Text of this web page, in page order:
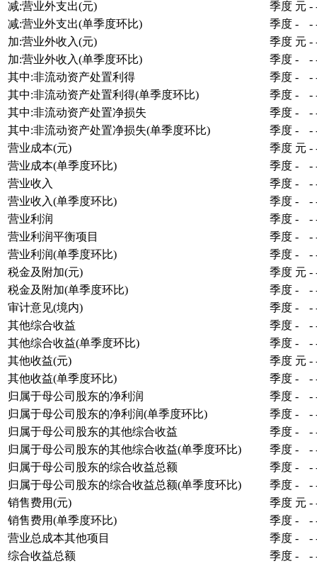
减:营业外支出(元) 季度 元 -
减:营业外支出(单季度环比)
季度 - -
加:营业外收入(元)
季度 元 -
加:营业外收入(单季度环比)
季度 - -
其中:非流动资产处置利得
季度 - -
其中:非流动资产处置利得(单季度环比)
季度 - -
其中:非流动资产处置净损失
季度 - -
其中:非流动资产处置净损失(单季度环比)
季度 - -
营业成本(元)
季度 元 -
营业成本(单季度环比)
季度 - -
营业收入
季度 - -
营业收入(单季度环比)
季度 - -
营业利润
季度 - -
营业利润平衡项目
季度 - -
营业利润(单季度环比)
季度 - -
税金及附加(元)
季度 元 -
税金及附加(单季度环比)
季度 - -
审计意见(境内)
季度 - -
其他综合收益
季度 - -
其他综合收益(单季度环比)
季度 - -
其他收益(元)
季度 元 -
其他收益(单季度环比)
季度 - -
归属于母公司股东的净利润
季度 - -
归属于母公司股东的净利润(单季度环比)
季度 - -
归属于母公司股东的其他综合收益
季度 - -
归属于母公司股东的其他综合收益(单季度环比)
季度 - -
归属于母公司股东的综合收益总额
季度 - -
归属于母公司股东的综合收益总额(单季度环比)
季度 - -
销售费用(元)
季度 元 -
销售费用(单季度环比)
季度 - -
营业总成本其他项目
季度 - -
综合收益总额
季度 - -